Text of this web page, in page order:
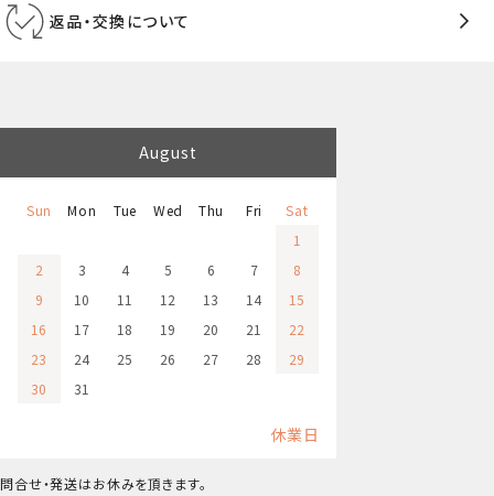
返品・交換について
August
Sun Mon Tue Wed Thu Fri
Sat
1
2
3 4 5 6 7
8
9
10 11 12 13 14
15
16
17 18 19 20 21
22
23
24 25 26 27 28
29
30
31
休業日
問合せ・発送はお休みを頂きます。